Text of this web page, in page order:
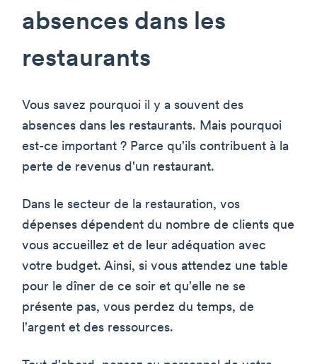
absences dans les
restaurants
Vous savez pourquoi il y a souvent des
absences dans les restaurants. Mais pourquoi
est-ce important ? Parce qu'ils contribuent à la
perte de revenus d'un restaurant.
Dans le secteur de la restauration, vos
dépenses dépendent du nombre de clients que
vous accueillez et de leur adéquation avec
votre budget. Ainsi, si vous attendez une table
pour le dîner de ce soir et qu'elle ne se
présente pas, vous perdez du temps, de
l'argent et des ressources.